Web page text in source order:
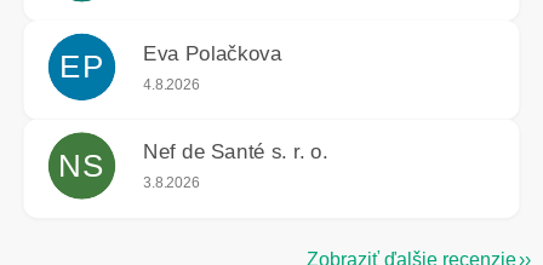
EP Eva Polačkova
Hodnotenie obchodu je 5 z 5 hviezdičiek.
4.8.2026
NS Nef de Santé s. r. o.
Hodnotenie obchodu je 5 z 5 hviezdičiek.
3.8.2026
Zobraziť ďalšie recenzie